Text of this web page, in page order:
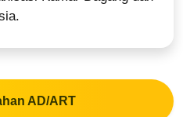
AD/ART